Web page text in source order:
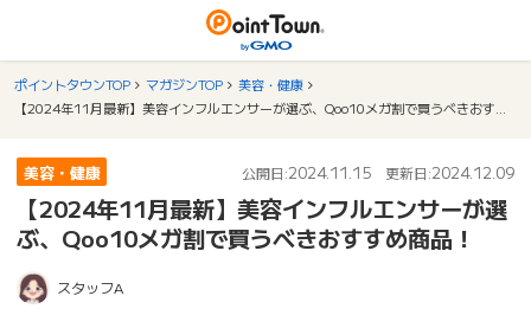
ポイントタウンTOP マガジンTOP
美容・健康
美容・健康 公開日:2024.11.15 更新日:2024.12.09
【2024年11月最新】美容インフルエンサーが選
ぶ、Qoo10メガ割で買うべきおすすめ商品！
スタッフA